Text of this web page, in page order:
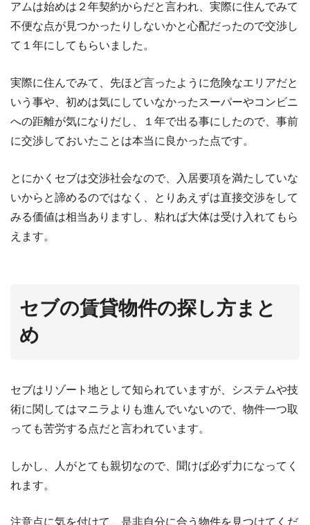
アムは始めは２年契約からだと言われ、実際に住んでみて
不便な点が見つかったりしないかと心配だったので交渉し
て１年にしてもらいました。
実際に住んでみて、先ほど言ったように危険なエリアだと
いう事や、初めは気にしていなかったスーパーやコンビニ
への距離が気になりだし、１年で出る事にしたので、事前
に交渉しておいたことは本当に良かった点です。
とにかくセブは交渉社会なので、入居要項を満たしていな
いからと諦めるのではなく、とりあえずは直接交渉をして
みる価値は相当ありますし、粘れば大体は受け入れてもら
えます。
セブの賃貸物件の探し方まと
め
セブはリゾート地として知られていますが、システムや技
術に関してはマニラよりも進んでいないので、物件一つ取
っても苦労する点だと言われています。
しかし、人がとても親切なので、聞けば必ず力になってく
れます。
注意点に気を付けて、是非自分に合う物件を見つけてくだ